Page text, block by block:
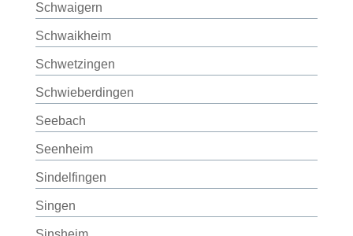
Schwaigern
Schwaikheim
Schwetzingen
Schwieberdingen
Seebach
Seenheim
Sindelfingen
Singen